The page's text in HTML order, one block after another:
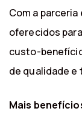
Com a parceria
oferecidos
custo-
de qualidade e
Mais